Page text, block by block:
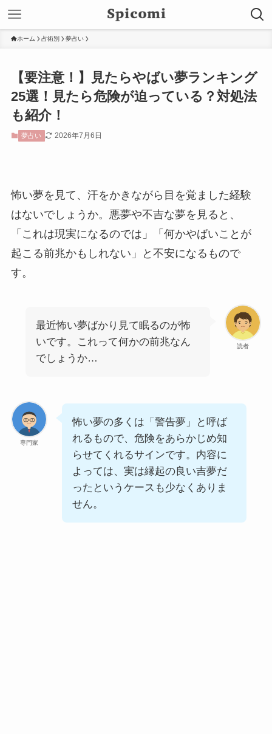
ホーム 占術別 夢占い
【要注意！】見たらやばい夢ランキング
25選！見たら危険が迫っている？対処法
も紹介！
夢占い 2026年7月6日
怖い夢を見て、汗をかきながら目を覚ました経験
はないでしょうか。悪夢や不吉な夢を見ると、
「これは現実になるのでは」「何かやばいことが
起こる前兆かもしれない」と不安になるもので
す。
読者
最近怖い夢ばかり見て眠るのが怖
いです。これって何かの前兆なん
でしょうか…
専門家
怖い夢の多くは「警告夢」と呼ば
れるもので、危険をあらかじめ知
らせてくれるサインです。内容に
よっては、実は縁起の良い吉夢だ
ったというケースも少なくありま
せん。